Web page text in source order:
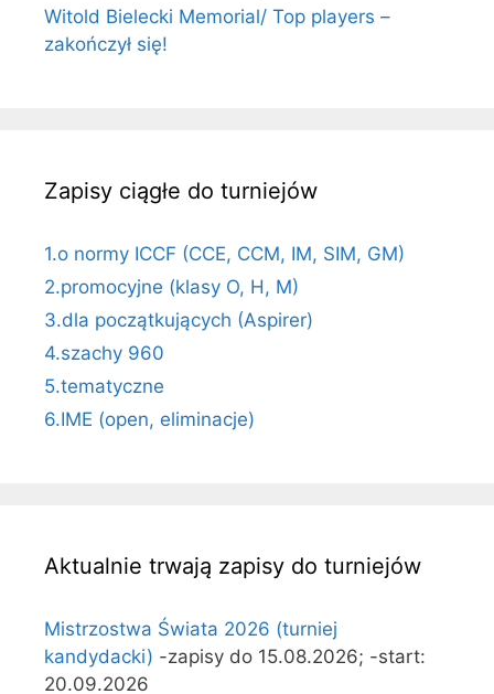
Witold Bielecki Memorial/ Top players –
zakończył się!
Zapisy ciągłe do turniejów
1.o normy ICCF (CCE, CCM, IM, SIM, GM)
2.promocyjne (klasy O, H, M)
3.dla początkujących (Aspirer)
4.szachy 960
5.tematyczne
6.IME (open, eliminacje)
Aktualnie trwają zapisy do turniejów
Mistrzostwa Świata 2026 (turniej
kandydacki) -zapisy do 15.08.2026; -start:
20.09.2026